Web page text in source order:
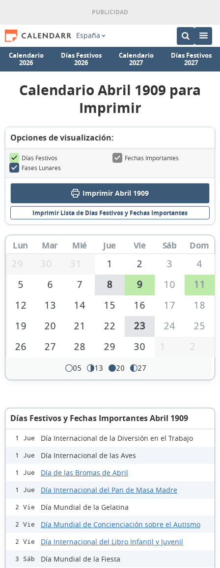
España
Calendario
2026
Días Festivos
2026
Calendario
2027
Días Festivos
2027
Calendario Abril 1909 para
Imprimir
Opciones de visualización:
Días Festivos
Fechas Importantes
Fases Lunares
Imprimir Abril 1909
Imprimir Lista de Días Festivos y Fechas Importantes
Lun Mar Mié Jue Vie Sáb Dom
29 30 31 1 2 3
4
5
6 7 8 9 10
11
12
13 14 15 16 17
18
19
20 21 22 23 24
25
26
27 28 29 30 1 2
05 13 20 27
Días Festivos y Fechas Importantes Abril 1909
1 Jue Día Internacional de la Diversión en el Trabajo
1 Jue Día Internacional de las Aves
1 Jue Día de las Bromas de Abril
1 Jue Día Internacional del Pan de Masa Madre
2 Vie Día Mundial de la Gelatina
2 Vie Día Mundial de Concienciación sobre el Autismo
2 Vie Día Internacional del Libro Infantil y Juvenil
3 Sáb Día Mundial de la Fiesta